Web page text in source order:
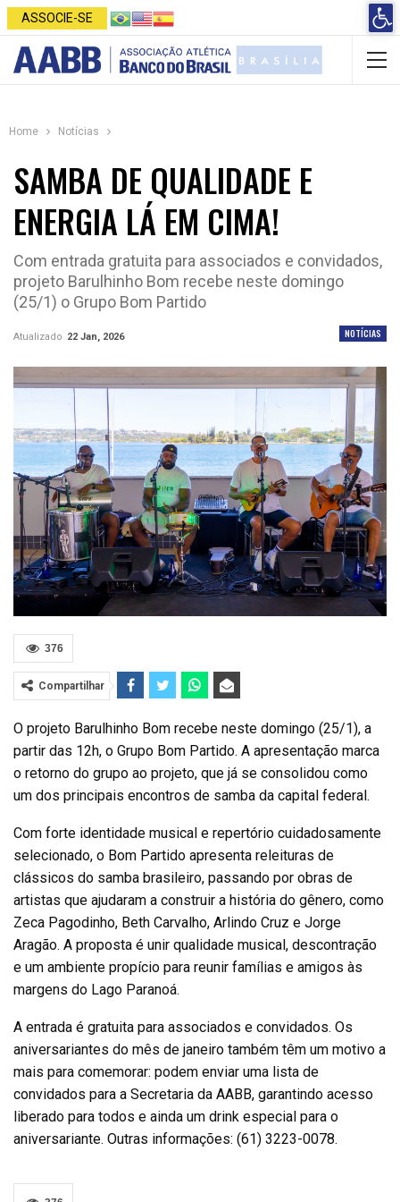
ASSOCIE-SE
Home Notícias
SAMBA DE QUALIDADE E
ENERGIA LÁ EM CIMA!
Com entrada gratuita para associados e convidados,
projeto Barulhinho Bom recebe neste domingo
(25/1) o Grupo Bom Partido
NOTÍCIAS
Atualizado 22 Jan, 2026
376
Compartilhar
O projeto Barulhinho Bom recebe neste domingo (25/1), a
partir das 12h, o Grupo Bom Partido. A apresentação marca
o retorno do grupo ao projeto, que já se consolidou como
um dos principais encontros de samba da capital federal.
Com forte identidade musical e repertório cuidadosamente
selecionado, o Bom Partido apresenta releituras de
clássicos do samba brasileiro, passando por obras de
artistas que ajudaram a construir a história do gênero, como
Zeca Pagodinho, Beth Carvalho, Arlindo Cruz e Jorge
Aragão. A proposta é unir qualidade musical, descontração
e um ambiente propício para reunir famílias e amigos às
margens do Lago Paranoá.
A entrada é gratuita para associados e convidados. Os
aniversariantes do mês de janeiro também têm um motivo a
mais para comemorar: podem enviar uma lista de
convidados para a Secretaria da AABB, garantindo acesso
liberado para todos e ainda um drink especial para o
aniversariante. Outras informações: (61) 3223-0078.